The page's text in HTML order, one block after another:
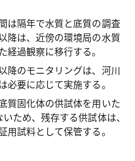
は隔年で水質と底質の調査
降は、近傍の環境局の水質
経過観察に移行する。
降のモニタリングは、河川
必要に応じて実施する。
質固化体の供試体を用いた
ため、残存する供試体は、
用試料として保管する。